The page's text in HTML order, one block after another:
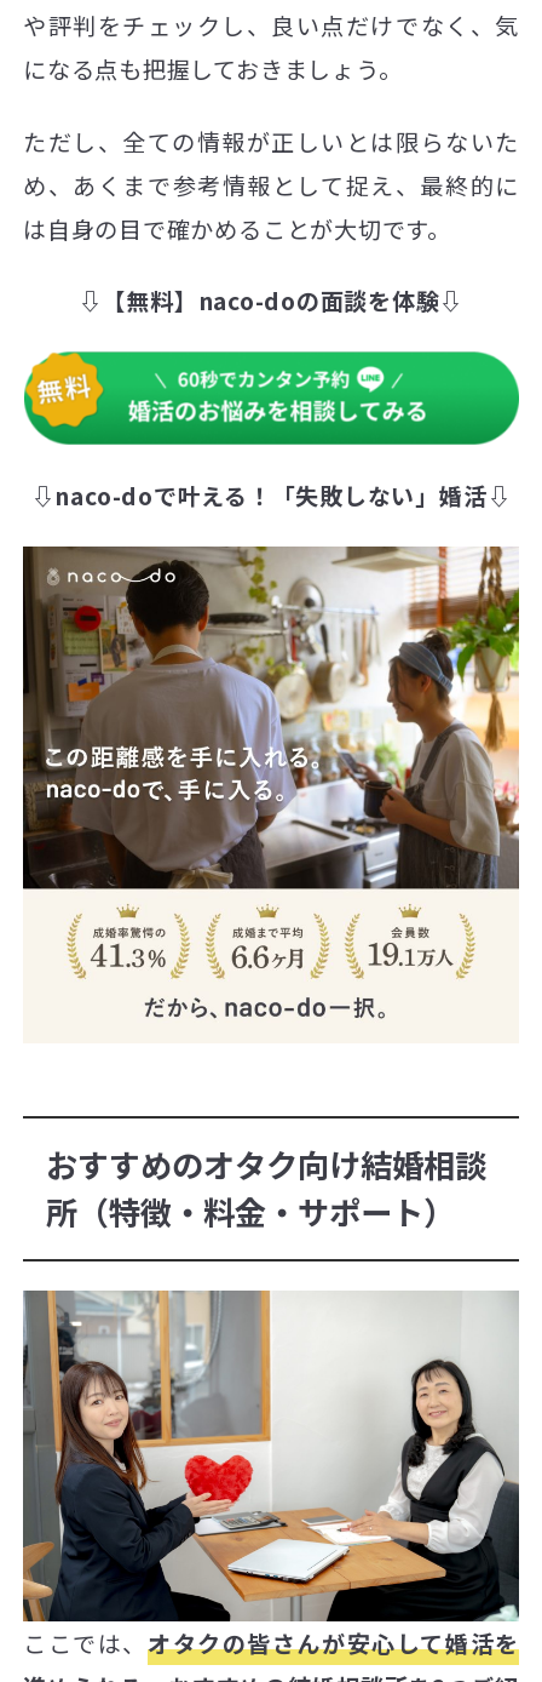
や評判をチェックし、良い点だけでなく、気
になる点も把握しておきましょう。
ただし、全ての情報が正しいとは限らないた
め、あくまで参考情報として捉え、最終的に
は自身の目で確かめることが大切です。
⇩【無料】naco-doの面談を体験⇩
⇩naco-doで叶える！「失敗しない」婚活⇩
おすすめのオタク向け結婚相談
所（特徴・料金・サポート）
ここでは、オタクの皆さんが安心して婚活を